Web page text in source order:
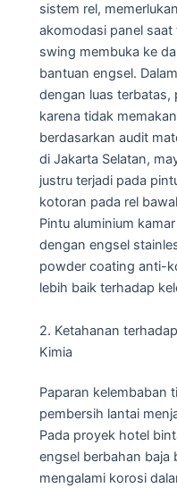
sistem rel,
akomodasi panel
swing membuka ke
bantuan engsel.
dengan luas terbatas,
karena tidak
berdasarkan audit
di Jakarta Selatan,
justru terjadi pada
kotoran pada rel
Pintu aluminium
dengan engsel
powder coating anti-
lebih baik terhadap
2. Ketahanan
Kimia
Paparan kelembaban
pembersih lantai
Pada proyek hotel
engsel berbahan baja
mengalami korosi